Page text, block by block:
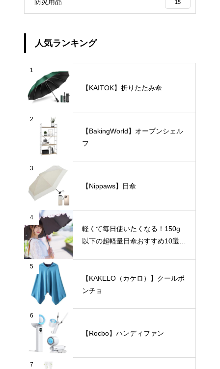
15
人気ランキング
1
【KAITOK】折りたたみ傘
2
【BakingWorld】オープンシェル
フ
3
【Nippaws】日傘
4
軽くて毎日使いたくなる！150g
以下の超軽量日傘おすすめ10選
5
【KAKELO（カケロ）】クールポ
ンチョ
6
【Rocbo】ハンディファン
7